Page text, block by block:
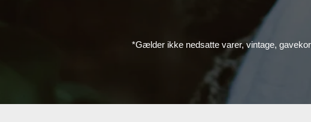
*Gælder ikke nedsatte varer, vintage,